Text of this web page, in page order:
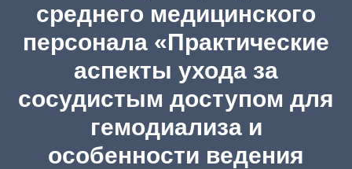
среднего медицинского
персонала «Практические
аспекты ухода за
сосудистым доступом для
гемодиализа и
особенности ведения